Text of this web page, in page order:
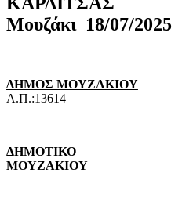
Μουζάκι 18/07/2025
ΔΗΜΟΣ ΜΟΥΖΑΚΙΟΥ
Α.Π.:13614
ΔΗΜΟΤΙΚΟ
ΜΟΥΖΑΚΙΟΥ